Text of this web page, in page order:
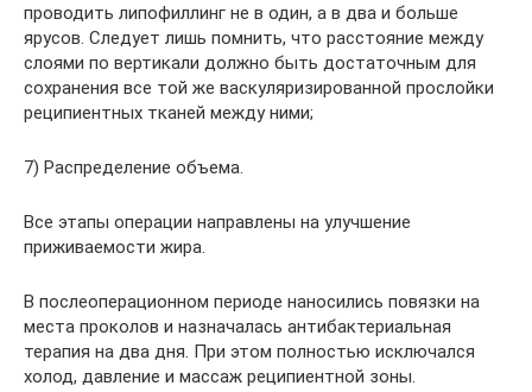
проводить липофиллинг не в один, а в два и больше
ярусов. Следует лишь помнить, что расстояние между
слоями по вертикали должно быть достаточным для
сохранения все той же васкуляризированной прослойки
реципиентных тканей между ними;
7) Распределение объема.
Все этапы операции направлены на улучшение
приживаемости жира.
В послеоперационном периоде наносились повязки на
места проколов и назначалась антибактериальная
терапия на два дня. При этом полностью исключался
холод, давление и массаж реципиентной зоны.